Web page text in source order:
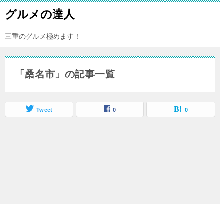
グルメの達人
三重のグルメ極めます！
「桑名市」の記事一覧
Tweet 0 0